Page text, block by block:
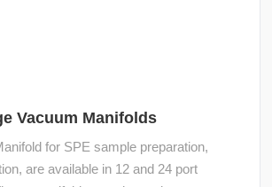
Vacuum Manifolds
for SPE sample preparation,
are available in 12 and 24 port